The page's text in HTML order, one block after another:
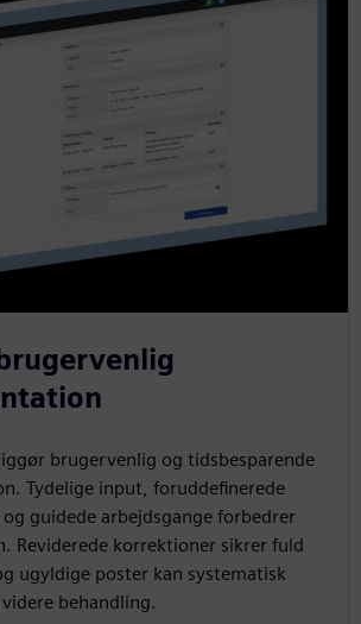
brugervenlig og tidsbesparende
Tydelige input, foruddefinerede
guidede arbejdsgange forbedrer
Reviderede korrektioner sikrer fuld
ugyldige poster kan systematisk
behandling.